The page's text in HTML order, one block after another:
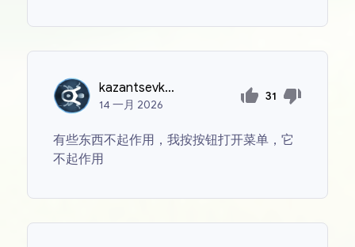
kazantsevkonstantin2013
14一月 2026
31
有些东西不起作用，我按按钮打开菜单，它
不起作用